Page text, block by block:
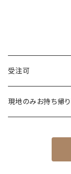
受注可
現地のみお持ち帰